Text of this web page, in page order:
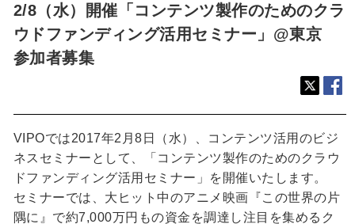
2/8（水）開催「コンテンツ製作のためのクラ
ウドファンディング活用セミナー」@東京
参加者募集
VIPOでは2017年2月8日（水）、コンテンツ活用のビジ
ネスセミナーとして、「コンテンツ製作のためのクラウ
ドファンディング活用セミナー」を開催いたします。
セミナーでは、大ヒット中のアニメ映画『この世界の片
隅に』で約7,000万円もの資金を調達し注目を集めるク